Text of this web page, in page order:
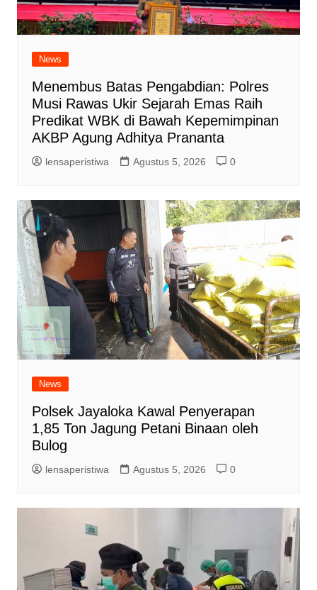
News
Menembus Batas Pengabdian: Polres
Musi Rawas Ukir Sejarah Emas Raih
Predikat WBK di Bawah Kepemimpinan
AKBP Agung Adhitya Prananta
lensaperistiwa Agustus 5, 2026 0
News
Polsek Jayaloka Kawal Penyerapan
1,85 Ton Jagung Petani Binaan oleh
Bulog
lensaperistiwa Agustus 5, 2026 0